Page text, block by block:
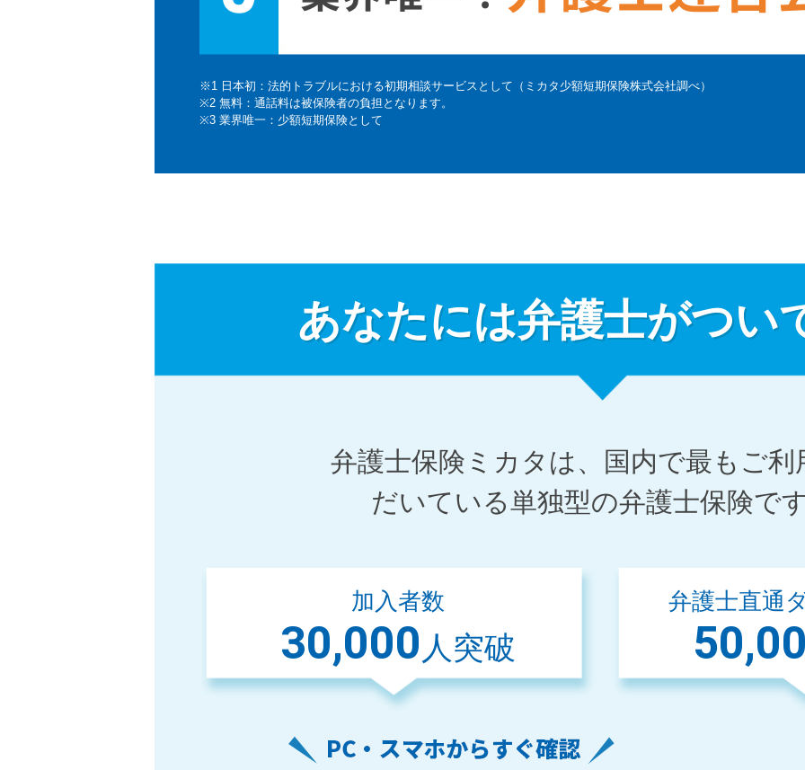
※1 日本初：法的トラブルにおける初期相談サービスとして（ミカタ少額短期保険株式会社調べ）
※2 無料：通話料は被保険者の負担となります。
※3 業界唯一：少額短期保険として
あなたには弁護士がつい
弁護士保険ミカタは、国内で最もご利
だいている単独型の弁護士保険で
加入者数
30,000人突破
弁護士直通